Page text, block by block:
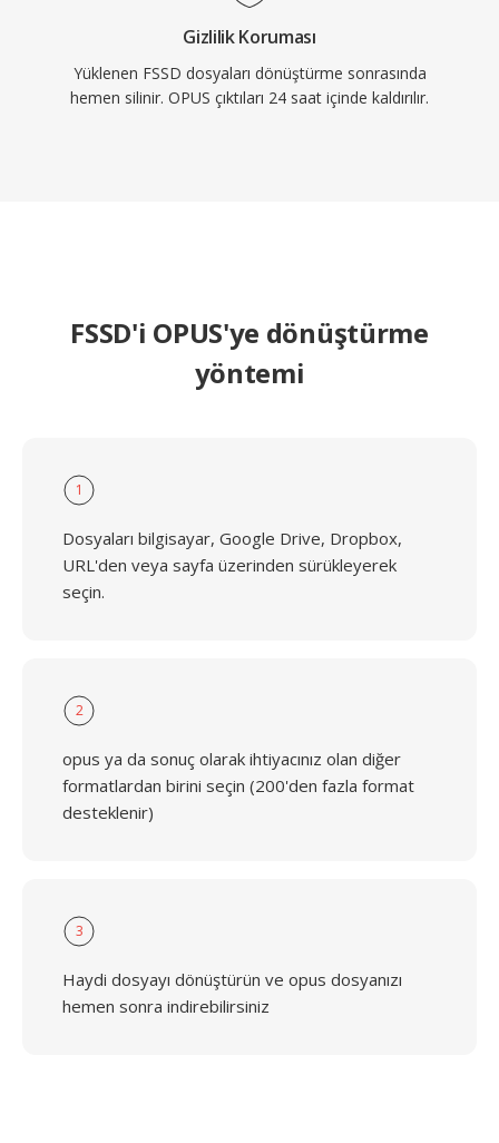
Gizlilik Koruması
Yüklenen FSSD dosyaları dönüştürme sonrasında
hemen silinir. OPUS çıktıları 24 saat içinde kaldırılır.
FSSD'i OPUS'ye dönüştürme
yöntemi
1
Dosyaları bilgisayar, Google Drive, Dropbox,
URL'den veya sayfa üzerinden sürükleyerek
seçin.
2
opus ya da sonuç olarak ihtiyacınız olan diğer
formatlardan birini seçin (200'den fazla format
desteklenir)
3
Haydi dosyayı dönüştürün ve opus dosyanızı
hemen sonra indirebilirsiniz